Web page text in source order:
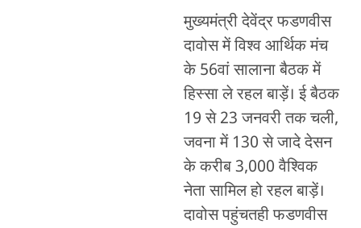
मुख्यमंत्री देवेंद्र फडणवीस
दावोस में विश्व आर्थिक मंच
के 56वां सालाना बैठक में
हिस्सा ले रहल बाड़ें। ई बैठक
19 से 23 जनवरी तक चली,
जवना में 130 से जादे देसन
के करीब 3,000 वैश्विक
नेता सामिल हो रहल बाड़ें।
दावोस पहुंचतही फडणवीस